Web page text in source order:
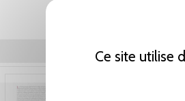
Ce site utilise